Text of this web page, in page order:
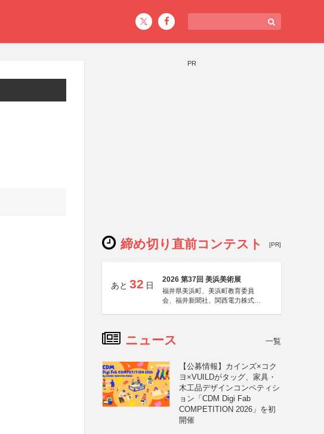
PR
締め切り直前コンテスト [PR]
あと 32 日
2026 第37回 美浜美術展
福井県美浜町、美浜町教育委員
会、福井新聞社、関西電力株式会
ニュース 一覧
【公募情報】カインズ×コク
ヨ×VUILDがタッグ、家具・
木工品デザインコンペティシ
ョン「CDM Digi Fab
COMPETITION 2026」を初
開催